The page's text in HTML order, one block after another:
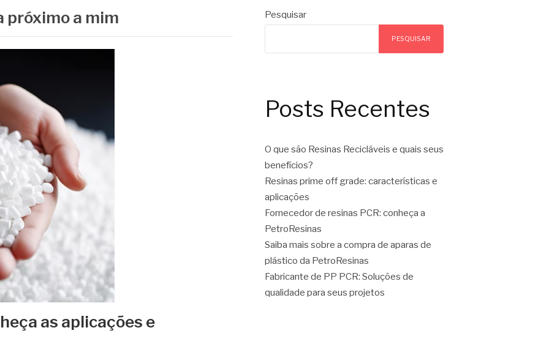
próximo a mim
as aplicações e
Pesquisar
PESQUISAR
Posts Recentes
O que são Resinas Recicláveis e quais seus
benefícios?
Resinas prime off grade: características e
aplicações
Fornecedor de resinas PCR: conheça a
PetroResinas
Saiba mais sobre a compra de aparas de
plástico da PetroResinas
Fabricante de PP PCR: Soluções de
qualidade para seus projetos